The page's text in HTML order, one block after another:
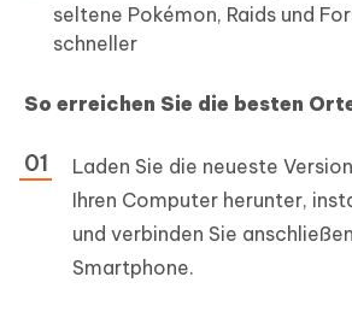
seltene Pokémon, Raids und
schneller
So erreichen Sie die besten
Laden Sie die neueste
Ihren Computer herunter,
und verbinden Sie
Smartphone.